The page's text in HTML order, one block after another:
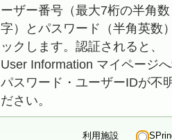
ーザー番号（最大7桁の半角数
字）とパスワード（半角英数
ックします。認証されると、
User Information マイページ
パスワード・ユーザーIDが不
ださい。
利用施設